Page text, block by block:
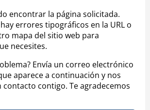
encontrar la página solicitada.
errores tipográficos en la URL o
mapa del sitio web para
necesites.
Envía un correo electrónico
aparece a continuación y nos
contigo. Te agradecemos